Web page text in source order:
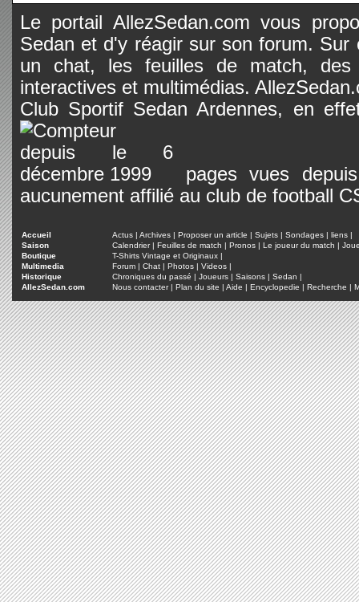
Le portail AllezSedan.com vous
Sedan et d'y réagir sur son forum.
un chat, les feuilles de match, des
interactives et multimédias.
Club Sportif Sedan Ardennes, en
pages vues
aucunement affilié au club de football
Accueil Actus | Archives | Proposer un article | Sujets | Sondages | liens |
Saison
Calendrier| Feuilles de match | Pronos | Le joueur du match |
Boutique
T-Shirts Vintage et Originaux |
Multimedia
Forum | Chat | Photos | Videos |
Historique
Chroniques du passé | Joueurs | Saisons | Sedan |
AllezSedan.com
Nous contacter| Plan du site | Aide | Encyclopedie | Recherche |